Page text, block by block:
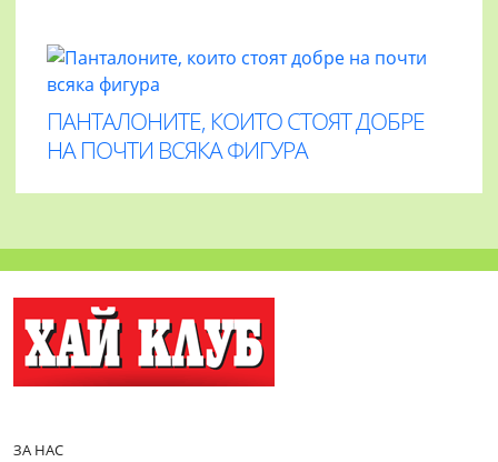
ПАНТАЛОНИТЕ, КОИТО СТОЯТ ДОБРЕ
НА ПОЧТИ ВСЯКА ФИГУРА
ЗА НАС